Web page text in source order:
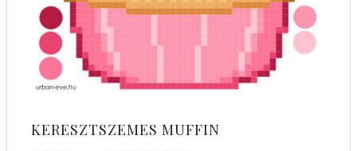
KERESZTSZEMES MUFFIN